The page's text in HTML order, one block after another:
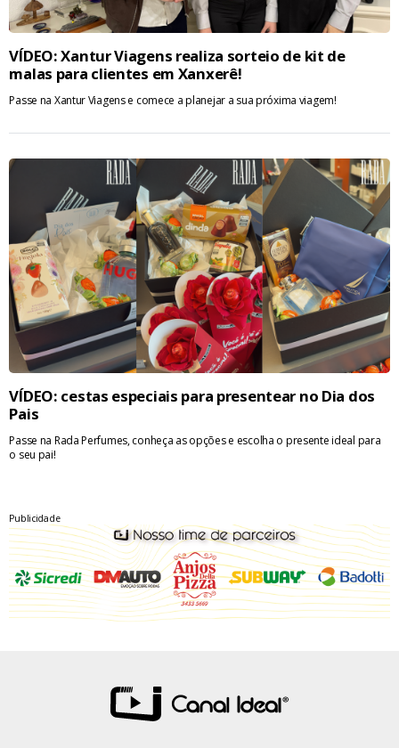
VÍDEO: Xantur Viagens realiza sorteio de kit de
malas para clientes em Xanxerê!
Passe na Xantur Viagens e comece a planejar a sua próxima viagem!
VÍDEO: cestas especiais para presentear no Dia dos
Pais
Passe na Rada Perfumes, conheça as opções e escolha o presente ideal para
o seu pai!
Publicidade